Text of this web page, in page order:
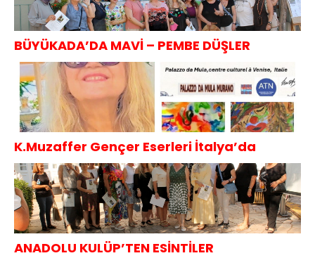
BÜYÜKADA’DA MAVİ – PEMBE DÜŞLER
K.Muzaffer Gençer Eserleri İtalya’da
ANADOLU KULÜP’TEN ESİNTİLER